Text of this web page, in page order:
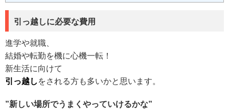
引っ越しに必要な費用
進学や就職、
結婚や転勤を機に心機一転！
新生活に向けて
引っ越し をされる方も多いかと思います。
”新しい場所でうまくやっていけるかな”